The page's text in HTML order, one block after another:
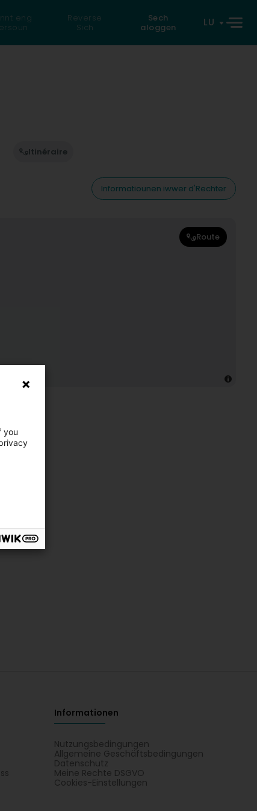
eng
Reverse
Sich
Sech
aloggen
LU
Itinéraire
Informatiounen iwwer d'Rechter
Route
Informationen
Nutzungsbedingungen
Allgemeine Geschäftsbedingungen
Datenschutz
Meine Rechte DSGVO
Cookies-Einstellungen
you